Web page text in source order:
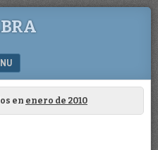
en enero de 2010